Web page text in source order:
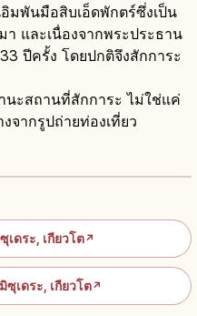
มพันมือสิบเอ็ดพักตร์ซึ่งเป็น
และเนื่องจากพระประธาน
ปีครั้ง โดยปกติจึงสักการะ
นะสถานที่สักการะ ไม่ใช่แค่
จากรูปถ่ายท่องเที่ยว
ระเบียง
ดระ, เกียวโต↗
เดระ, เกียวโต↗